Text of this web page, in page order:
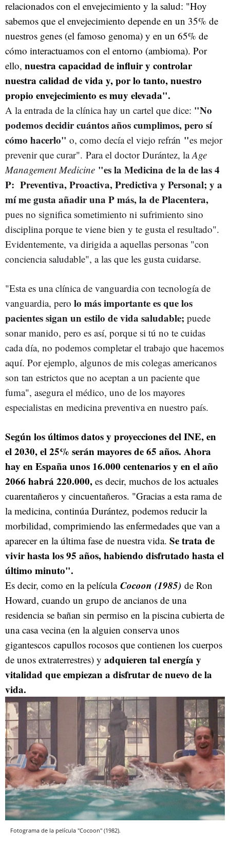
relacionados con el envejecimiento y la salud: "Hoy
sabemos que el envejecimiento depende en un 35% de
nuestros genes (el famoso genoma) y en un 65% de
cómo interactuamos con el entorno (ambioma). Por
ello, nuestra capacidad de influir y controlar
nuestra calidad de vida y, por lo tanto, nuestro
propio envejecimiento es muy elevada".
A la entrada de la clínica hay un cartel que dice: "No
podemos decidir cuántos años cumplimos, pero sí
cómo hacerlo" o, como decía el viejo refrán "es mejor
prevenir que curar". Para el doctor Durántez, laAge
Management Medicine "es la Medicina de la de las 4
P: Preventiva, Proactiva, Predictiva y Personal; y a
mí me gusta añadir una P más, la de Placentera,
pues no significa sometimiento ni sufrimiento sino
disciplina porque te viene bien y te gusta el resultado".
Evidentemente, va dirigida a aquellas personas "con
conciencia saludable", a las que les gusta cuidarse.
"Esta es una clínica de vanguardia con tecnología de
vanguardia, pero lo más importante es que los
pacientes sigan un estilo de vida saludable; puede
sonar manido, pero es así, porque si tú no te cuidas
cada día, no podemos completar el trabajo que hacemos
aquí. Por ejemplo, algunos de mis colegas americanos
son tan estrictos que no aceptan a un paciente que
fuma", asegura el médico, uno de los mayores
especialistas en medicina preventiva en nuestro país.
Según los últimos datos y proyecciones del INE, en
el 2030, el 25% serán mayores de 65 años. Ahora
hay en España unos 16.000 centenarios y en el año
2066 habrá 220.000, es decir, muchos de los actuales
cuarentañeros y cincuentañeros. "Gracias a esta rama de
la medicina, continúa Durántez, podemos reducir la
morbilidad, comprimiendo las enfermedades que van a
aparecer en la última fase de nuestra vida. Se trata de
vivir hasta los 95 años, habiendo disfrutado hasta el
último minuto".
Es decir, como en la película Cocoon (1985) de Ron
Howard, cuando un grupo de ancianos de una
residencia se bañan sin permiso en la piscina cubierta de
una casa vecina (en la alguien conserva unos
gigantescos capullos rocosos que contienen los cuerpos
de unos extraterrestres) y adquieren tal energía y
vitalidad que empiezan a disfrutar de nuevo de la
vida.
Fotograma de la película "Cocoon" (1982).